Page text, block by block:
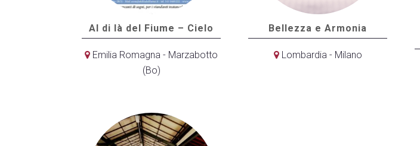
Al di là del Fiume – Cielo
Emilia Romagna - Marzabotto
(Bo)
Bellezza e Armonia
Lombardia - Milano